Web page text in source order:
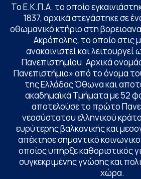
Το Ε.Κ.Π.Α. το οποίο
1837, αρχικά στεγάστηκε σε
οθωμανικό κτήριο στη
Ακρόπολης, το οποίο στις
ανακαινιστεί και
Πανεπιστημίου. Αρχικά
Πανεπιστήμιο» από το όνομα
της Ελλάδας Όθωνα και
ακαδημαϊκά Τμήματα με 52
αποτελούσε το πρώτο
νεοσύστατου ελληνικού
ευρύτερης βαλκανικής και
απέκτησε σημαντικό
οποίος υπήρξε καθοριστικός
συγκεκριμένης γνώσης και
χώρα.